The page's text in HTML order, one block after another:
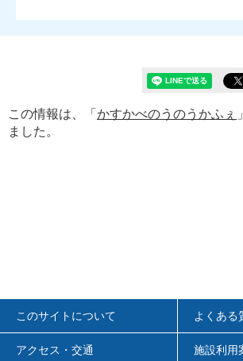
この情報は、「 かすかべのうのうかふぇ
ました。
このサイトについて よくある
アクセス・交通 施設利用